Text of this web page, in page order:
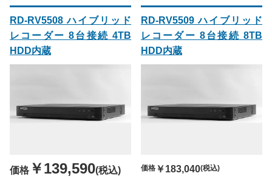
RD-RV5508 ハイブリッド
レコーダー 8台接続 4TB
HDD内蔵
価格 ￥139,590(税込)
RD-RV5509 ハイブリッド
レコーダー 8台接続 8TB
HDD内蔵
価格￥183,040(税込)